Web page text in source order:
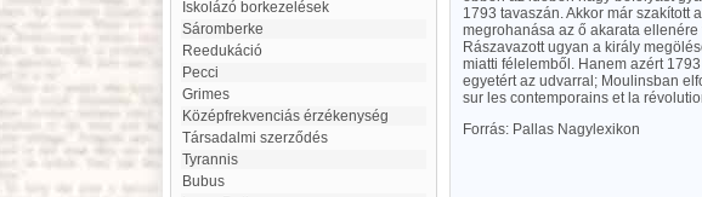
Iskolázó borkezelések
Sáromberke
Reedukáció
Pecci
Grimes
középfrekvenciás érzékenység
Társadalmi szerződés
Tyrannis
Bubus
1793 tavaszán. Akkor már szakított
megrohanása az ő akarata
Rászavazott ugyan a király
miatti félelemből. Hanem azért
egyetért az udvarral; Moulinsban
sur les contemporains et la
Forrás: Pallas Nagylexikon